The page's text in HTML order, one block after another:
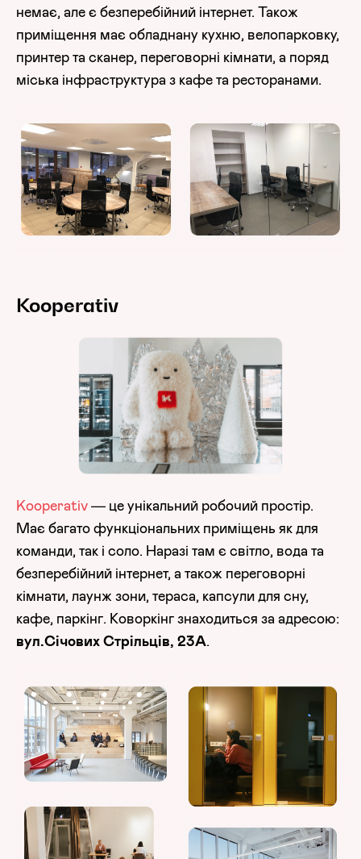
немає, але є безперебійний інтернет. Також
приміщення має обладнану кухню, велопарковку,
принтер та сканер, переговорні кімнати, а поряд
міська інфраструктура з кафе та ресторанами.
Kooperativ
Kooperativ— це унікальний робочий простір.
Має багато функціональних приміщень як для
команди, так і соло. Наразі там є світло, вода та
безперебійний інтернет, а також переговорні
кімнати, лаунж зони, тераса, капсули для сну,
кафе, паркінг. Коворкінг знаходиться за адресою:
вул.Січових Стрільців, 23А.